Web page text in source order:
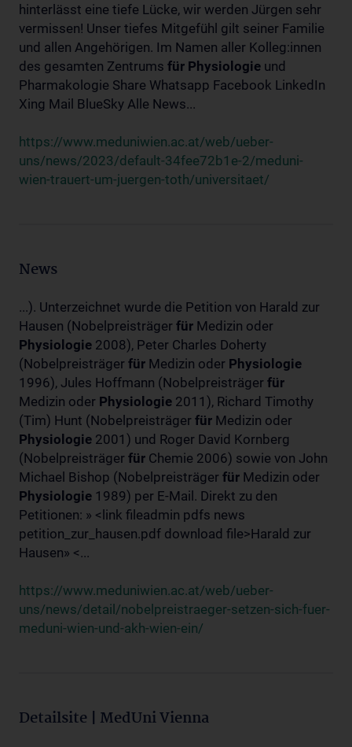
hinterlässt eine tiefe Lücke, wir werden Jürgen sehr
vermissen! Unser tiefes Mitgefühl gilt seiner Familie
und allen Angehörigen. Im Namen aller Kolleg:innen
des gesamten Zentrums für Physiologie und
Pharmakologie Share Whatsapp Facebook LinkedIn
Xing Mail BlueSky Alle News...
https://www.meduniwien.ac.at/web/ueber-
uns/news/2023/default-34fee72b1e-2/meduni-
wien-trauert-um-juergen-toth/universitaet/
News
...). Unterzeichnet wurde die Petition von Harald zur
Hausen (Nobelpreisträger für Medizin oder
Physiologie 2008), Peter Charles Doherty
(Nobelpreisträger für Medizin oder Physiologie
1996), Jules Hoffmann (Nobelpreisträger für
Medizin oder Physiologie 2011), Richard Timothy
(Tim) Hunt (Nobelpreisträger für Medizin oder
Physiologie 2001) und Roger David Kornberg
(Nobelpreisträger für Chemie 2006) sowie von John
Michael Bishop (Nobelpreisträger für Medizin oder
Physiologie 1989) per E-Mail. Direkt zu den
Petitionen: » <link fileadmin pdfs news
petition_zur_hausen.pdf download file>Harald zur
Hausen» <...
https://www.meduniwien.ac.at/web/ueber-
uns/news/detail/nobelpreistraeger-setzen-sich-fuer-
meduni-wien-und-akh-wien-ein/
Detailsite | MedUni Vienna